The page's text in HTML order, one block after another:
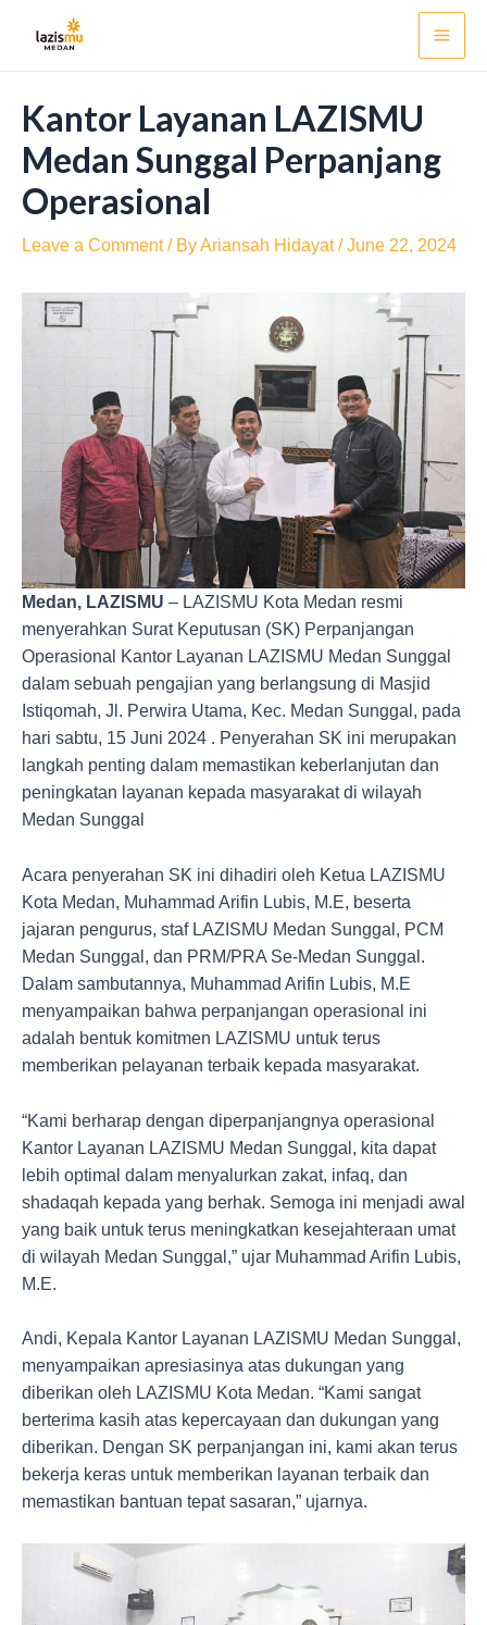
Kantor Layanan LAZISMU
Medan Sunggal Perpanjang
Operasional
Leave a Comment / ByAriansah Hidayat/June 22, 2024
Medan, LAZISMU – LAZISMU Kota Medan resmi
menyerahkan Surat Keputusan (SK) Perpanjangan
Operasional Kantor Layanan LAZISMU Medan Sunggal
dalam sebuah pengajian yang berlangsung di Masjid
Istiqomah, Jl. Perwira Utama, Kec. Medan Sunggal, pada
hari sabtu, 15 Juni 2024 . Penyerahan SK ini merupakan
langkah penting dalam memastikan keberlanjutan dan
peningkatan layanan kepada masyarakat di wilayah
Medan Sunggal
Acara penyerahan SK ini dihadiri oleh Ketua LAZISMU
Kota Medan, Muhammad Arifin Lubis, M.E, beserta
jajaran pengurus, staf LAZISMU Medan Sunggal, PCM
Medan Sunggal, dan PRM/PRA Se-Medan Sunggal.
Dalam sambutannya, Muhammad Arifin Lubis, M.E
menyampaikan bahwa perpanjangan operasional ini
adalah bentuk komitmen LAZISMU untuk terus
memberikan pelayanan terbaik kepada masyarakat.
“Kami berharap dengan diperpanjangnya operasional
Kantor Layanan LAZISMU Medan Sunggal, kita dapat
lebih optimal dalam menyalurkan zakat, infaq, dan
shadaqah kepada yang berhak. Semoga ini menjadi awal
yang baik untuk terus meningkatkan kesejahteraan umat
di wilayah Medan Sunggal,” ujar Muhammad Arifin Lubis,
M.E.
Andi, Kepala Kantor Layanan LAZISMU Medan Sunggal,
menyampaikan apresiasinya atas dukungan yang
diberikan oleh LAZISMU Kota Medan. “Kami sangat
berterima kasih atas kepercayaan dan dukungan yang
diberikan. Dengan SK perpanjangan ini, kami akan terus
bekerja keras untuk memberikan layanan terbaik dan
memastikan bantuan tepat sasaran,” ujarnya.
navigation